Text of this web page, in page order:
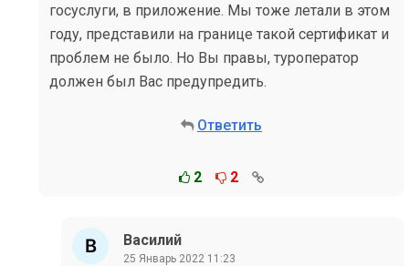
госуслуги, в приложение. Мы тоже летали в этом
году, представили на границе такой сертификат и
проблем не было. Но Вы правы, туроператор
должен был Вас предупредить.
Ответить
2 2
Василий
25 Январь 2022 11:23